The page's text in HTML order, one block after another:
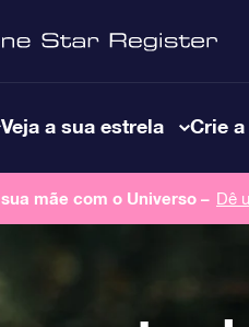
Veja a sua estrela Crie
mãe com o Universo – Dê